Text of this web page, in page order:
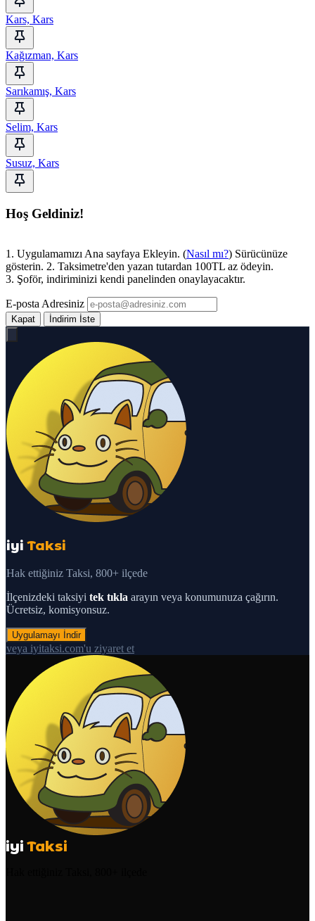
Kars, Kars
Kağızman, Kars
Sarıkamış, Kars
Selim, Kars
Susuz, Kars
Hoş Geldiniz!
1. Uygulamamızı Ana sayfaya Ekleyin. (Nasıl mı?) Sürücünüze
gösterin. 2. Taksimetre'den yazan tutardan 100TL az ödeyin.
3. Şoför, indiriminizi kendi panelinden onaylayacaktır.
E-posta Adresiniz
Kapat İndirim İste
iyi Taksi
Hak ettiğiniz Taksi, 800+ ilçede
İlçenizdeki taksiyi tek tıkla arayın veya konumunuza çağırın.
Ücretsiz, komisyonsuz.
Uygulamayı İndir
veya iyitaksi.com'u ziyaret et
iyi Taksi